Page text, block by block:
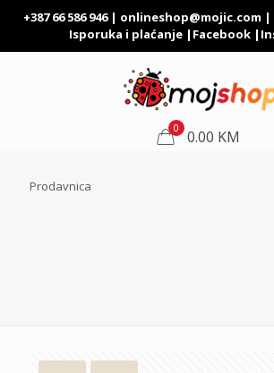
+387 66 586 946 | onlineshop@mojic.com |
Isporuka i plaćanje| Facebook|
0 0.00 KM
Prodavnica